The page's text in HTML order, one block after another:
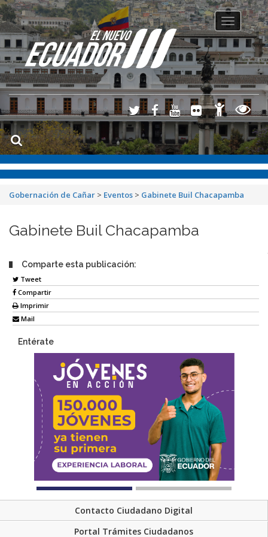
Toggle
navigation
Gobernación de Cañar > Eventos > Gabinete Buil Chacapamba
Gabinete Buil Chacapamba
Comparte esta publicación:
Tweet
Compartir
Imprimir
Mail
Entérate
Contacto Ciudadano Digital
Portal Trámites Ciudadanos